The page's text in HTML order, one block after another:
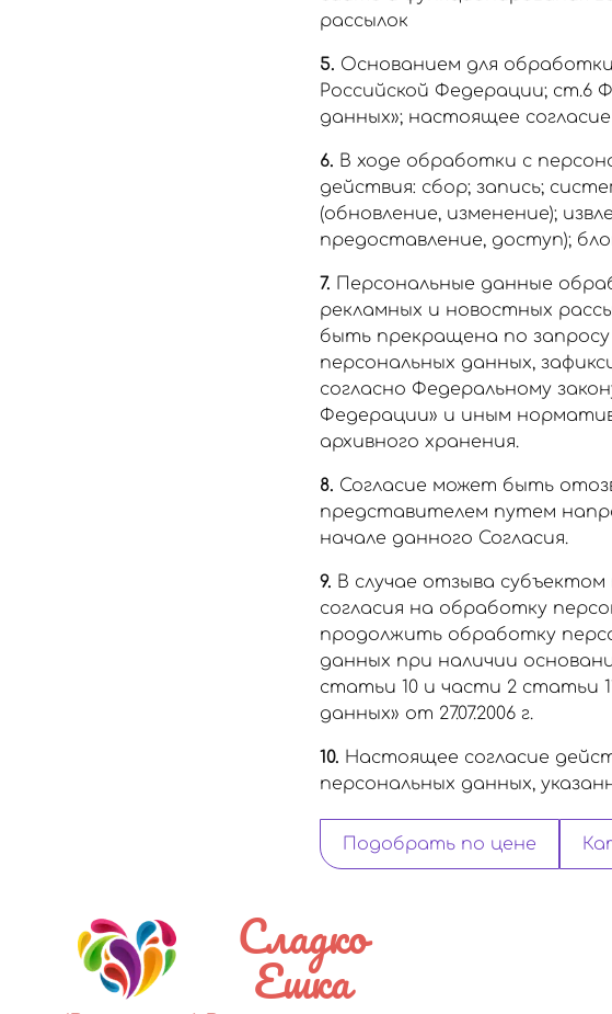
рассылок
5. Основанием для
Российской Федерации; ст.6
данных»; настоящее
6. В ходе обработки с
действия: сбор; запись;
(обновление, изменение);
предоставление, доступ);
7. Персональные данные
рекламных и новостных
быть прекращена по
персональных данных,
согласно Федеральному
Федерации» и иным
архивного хранения.
8. Согласие может быть
представителем путем
начале данного Согласия.
9. В случае отзыва
согласия на обработку
продолжить обработку
данных при наличии
статьи 10 и части 2 статьи
данных» от 27.07.2006 г.
10. Настоящее согласие
персональных данных,
Подобрать по цене
Сладко
Ешка